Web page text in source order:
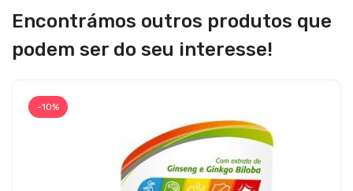
Encontrámos outros produtos que
podem ser do seu interesse!
-10%